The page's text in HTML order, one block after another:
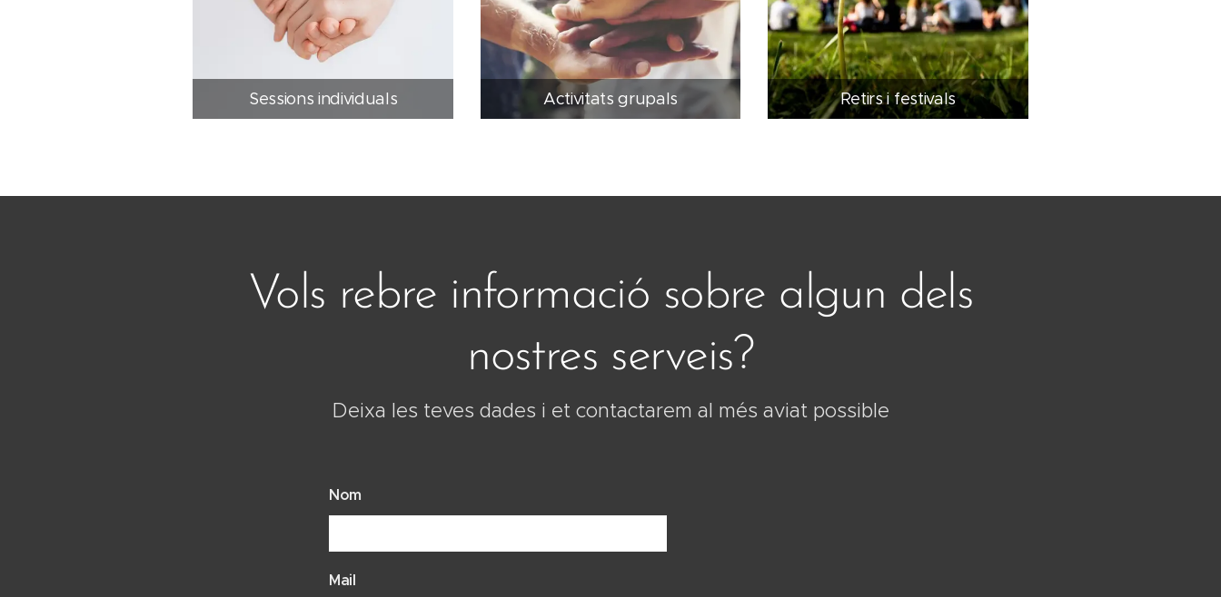
Sessions individuals Activitats grupals Retirs i festivals
Vols rebre informació sobre algun dels
nostres serveis?
Deixa les teves dades i et contactarem al més aviat possible
Nom
Mail